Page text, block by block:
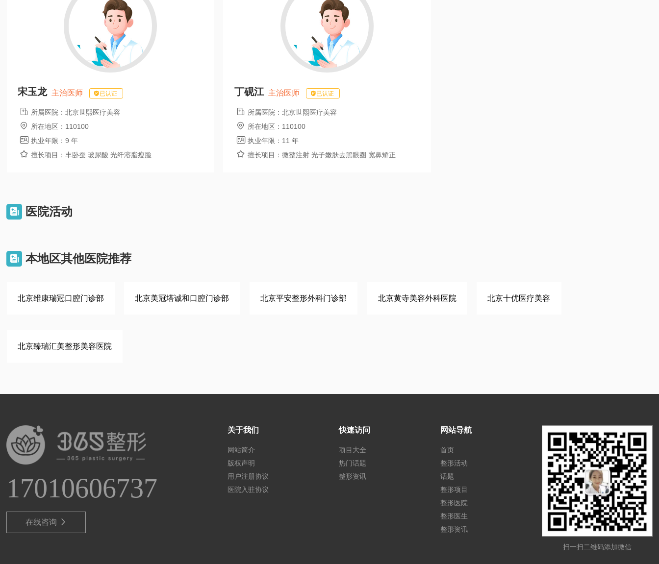
宋玉龙 主治医师 已认证
 所属医院：北京世熙医疗美容
 所在地区： 110100
 执业年限：9 年
 擅长项目：丰卧蚕 玻尿酸 光纤溶脂瘦脸
丁砚江 主治医师 已认证
 所属医院：北京世熙医疗美容
 所在地区： 110100
 执业年限： 11 年
 擅长项目：微整注射 光子嫩肤去黑眼圈 宽鼻矫正
 医院活动
 本地区其他医院推荐
北京维康瑞冠口腔门诊部 北京美冠塔诚和口腔门诊部 北京平安整形外科门诊部 北京黄寺美容外科医院 北京十优医疗美容
北京臻瑞汇美整形美容医院
17010606737
在线咨询 
关于我们
网站简介
版权声明
用户注册协议
医院入驻协议
快速访问
项目大全
热门话题
整形资讯
网站导航
首页
整形活动
话题
整形项目
整形医院
整形医生
整形资讯
扫一扫二维码添加微信